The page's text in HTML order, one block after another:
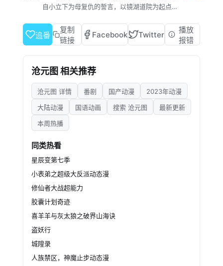
自小立下为母复仇的誓言，以镜湖道院为起点，
处奸恶，溃灭妖族，登顶四大道院，名满东宁
府，拜上元初山，成就一代神魔。
追番
复制
链接
Facebook Twitter
播放
报错
沧元图 相关推荐
沧元图 详情 番剧 国产动漫
2023年动漫
大陆动漫
国语动画 搜索 沧元图
最新更新
本周热播
同类热看
星辰变第七季
小表弟之超级大反派动态漫
修仙者大战超能力
胶囊计划奇迹
喜羊羊与灰太狼之破界山海诀
盗妖行
城隍录
人族禁区，神魔止步动态漫